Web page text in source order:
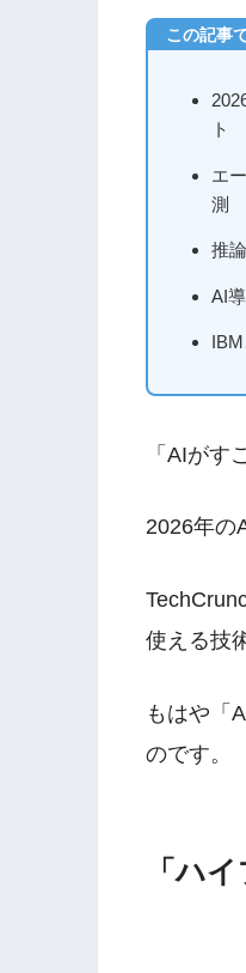
ト
エ
測
推
AI
「AIがす
2026年の
使える技
もはや「
のです。
「ハ